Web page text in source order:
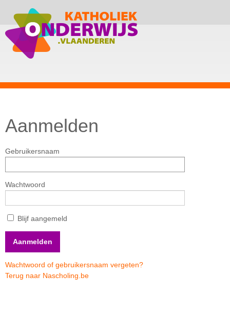
Aanmelden
Gebruikersnaam
Wachtwoord
Blijf aangemeld
Wachtwoord of gebruikersnaam vergeten?
Terug naar Nascholing.be